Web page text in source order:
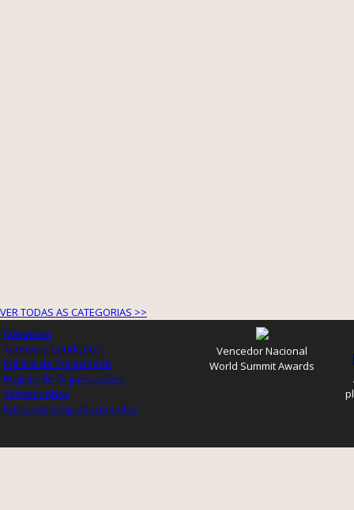
VER TODAS AS CATEGORIAS >>
Contactos
Termos e Condições
Política de Privacidade
Registo de Organizações
Testemunhos
Parcerias e Agradecimentos
Vencedor Nacional
World Summit Awards